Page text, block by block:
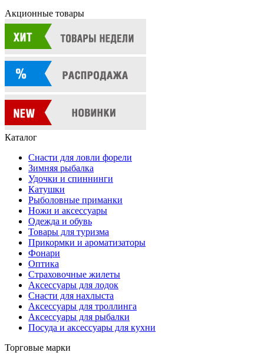
Акционные товары
Каталог
Снасти для ловли форели
Зимняя рыбалка
Удочки и спиннинги
Катушки
Рыболовные приманки
Ножи и аксессуары
Одежда и обувь
Товары для туризма
Прикормки и ароматизаторы
Фонари
Оптика
Страховочные жилеты
Аксессуары для лодок
Снасти для нахлыста
Аксессуары для троллинга
Аксессуары для рыбалки
Посуда и аксессуары для кухни
Торговые марки